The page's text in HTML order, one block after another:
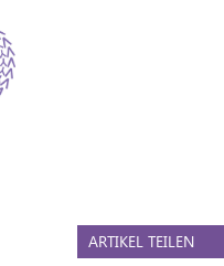
ARTIKEL TEILEN